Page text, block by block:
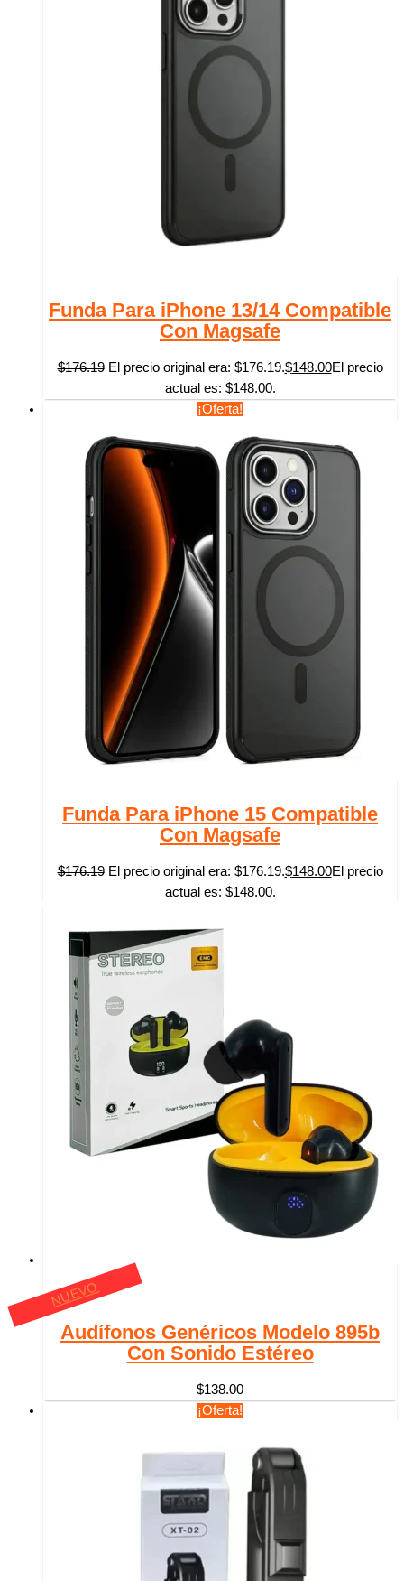
Funda Para iPhone 13/14 Compatible
Con Magsafe
$176.19 El precio original era: $176.19.$148.00El precio
actual es: $148.00.
¡Oferta!
Funda Para iPhone 15 Compatible
Con Magsafe
$176.19 El precio original era: $176.19.$148.00El precio
actual es: $148.00.
NUEVO
Audífonos Genéricos Modelo 895b
Con Sonido Estéreo
$138.00
¡Oferta!